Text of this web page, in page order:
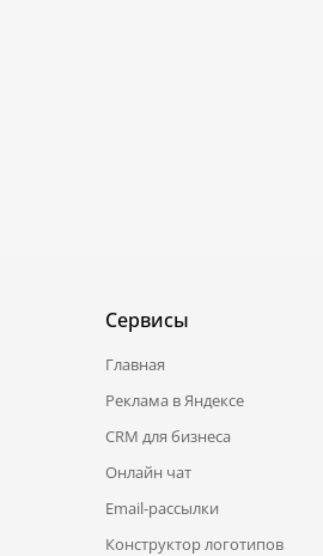
Сервисы
Главная
Реклама в Яндексе
CRM для бизнеса
Онлайн чат
Email-рассылки
Конструктор логотипов